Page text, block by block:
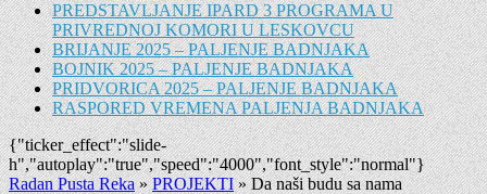
PREDSTAVLJANJE IPARD 3 PROGRAMA U
PRIVREDNOJ KOMORI U LESKOVCU
BRIJANJE 2025 – PALJENJE BADNJAKA
BOJNIK 2025 – PALJENJE BADNJAKA
PRIDVORICA 2025 – PALJENJE BADNJAKA
RASPORED VREMENA PALJENJA BADNJAKA
{"ticker_effect":"slide-
h","autoplay":"true","speed":"4000","font_style":"normal"}
Radan Pusta Reka»PROJEKTI»Da naši budu sa nama